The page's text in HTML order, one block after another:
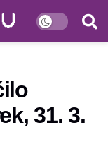
31. 3.